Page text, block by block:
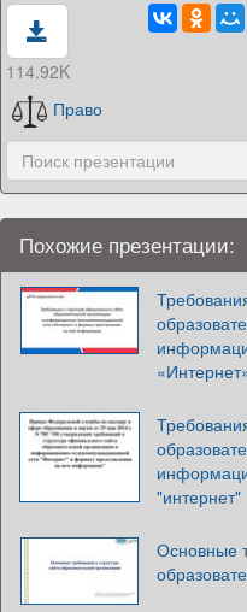
114.92K
Право
Похожие презентации:
"интернет"
Основные